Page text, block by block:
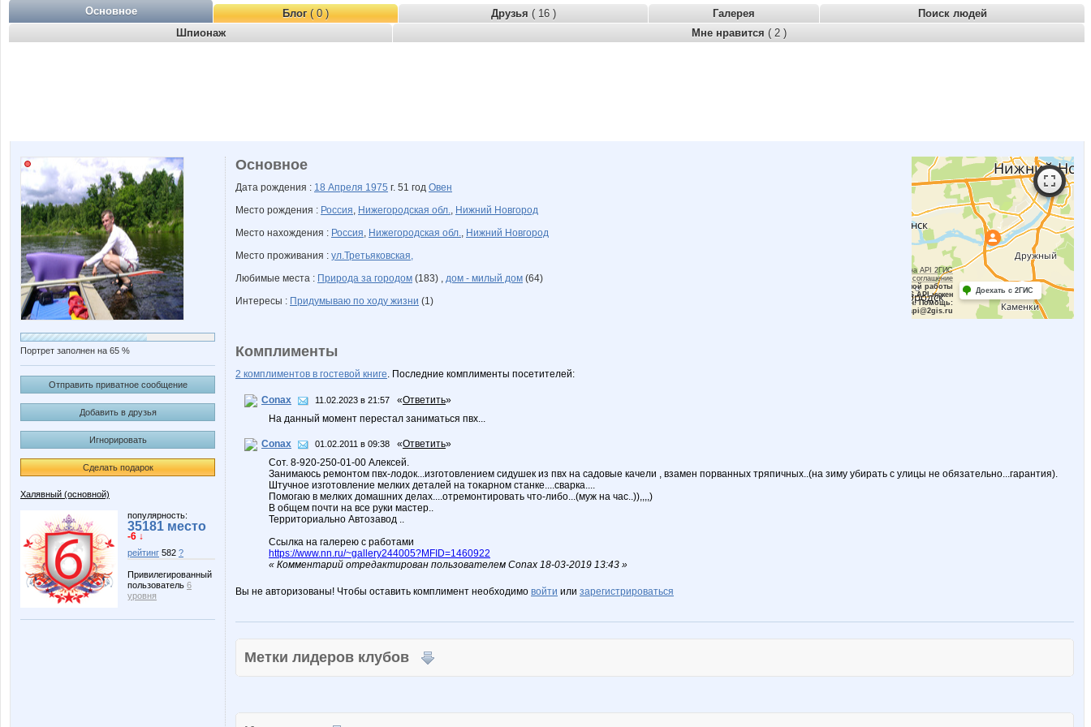
Основное Блог( 0 ) Друзья ( 16 ) Галерея
Поиск людей
Шпионаж
Мне нравится ( 2 )
Портрет заполнен на 65 %
Отправить приватное сообщение
Добавить в друзья
Игнорировать
Сделать подарок
Халявный (основной)
популярность:
35181 место
-6 ↓
рейтинг 582 ?
Привилегированный
пользователь 6
уровня
Работает на API 2ГИС
Лицензионное соглашение
Для корректной работы
Raster JS API нужен
ключ. Помощь:
api@2gis.ru
Доехать с 2ГИС
Основное
Дата рождения : 18 Апреля 1975 г. 51 год Овен
Место рождения : Россия, Нижегородская обл., Нижний Новгород
Место нахождения : Россия, Нижегородская обл., Нижний Новгород
Место проживания : ул.Третьяковская,
Любимые места : Природа за городом (183) , дом - милый дом (64)
Интересы : Придумываю по ходу жизни (1)
Комплименты
2 комплиментов в гостевой книге. Последние комплименты посетителей:
Conax 11.02.2023 в 21:57 «Ответить»
На данный момент перестал заниматься пвх...
Conax 01.02.2011 в 09:38 «Ответить»
Сот. 8-920-250-01-00 Алексей.
Занимаюсь ремонтом пвх-лодок...изготовлением сидушек из пвх на садовые качели , взамен порванных тряпичных..(на зиму убирать с улицы не обязательно...гарантия).
Штучное изготовление мелких деталей на токарном станке....сварка....
Помогаю в мелких домашних делах....отремонтировать что-либо...(муж на час..)),,,,)
В общем почти на все руки мастер..
Территориально Автозавод ..
Ссылка на галерею с работами
https://www.nn.ru/~gallery244005?MFID=1460922
« Комментарий отредактирован пользователем Conax 18-03-2019 13:43 »
Вы не авторизованы! Чтобы оставить комплимент необходимо войти или зарегистрироваться
Метки лидеров клубов